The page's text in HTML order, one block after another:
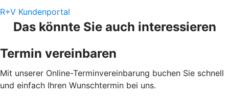
R+V Kundenportal
Das könnte Sie auch interessieren
Termin vereinbaren
Mit unserer Online-Terminvereinbarung buchen Sie schnell
und einfach Ihren Wunschtermin bei uns.